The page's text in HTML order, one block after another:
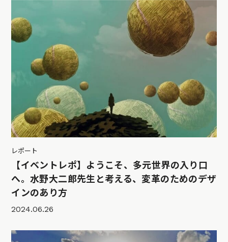
レポート
【イベントレポ】ようこそ、多元世界の入り口
へ。水野大二郎先生と考える、変革のためのデザ
インのあり方
2024.06.26